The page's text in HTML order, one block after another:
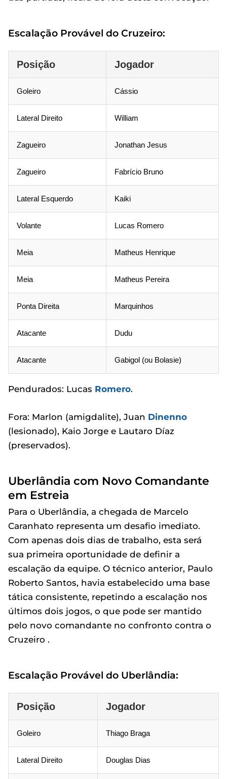
Escalação Provável do Cruzeiro:
Posição Jogador
Goleiro Cássio
Lateral Direito William
Zagueiro Jonathan Jesus
Zagueiro Fabrício Bruno
Lateral Esquerdo Kaiki
Volante Lucas Romero
Meia Matheus Henrique
Meia Matheus Pereira
Ponta Direita Marquinhos
Atacante Dudu
Atacante Gabigol (ou Bolasie)
Pendurados: Lucas Romero.
Fora: Marlon (amigdalite), Juan Dinenno
(lesionado), Kaio Jorge e Lautaro Díaz
(preservados).
Uberlândia com Novo Comandante
em Estreia
Para o Uberlândia, a chegada de Marcelo
Caranhato representa um desafio imediato.
Com apenas dois dias de trabalho, esta será
sua primeira oportunidade de definir a
escalação da equipe. O técnico anterior, Paulo
Roberto Santos, havia estabelecido uma base
tática consistente, repetindo a escalação nos
últimos dois jogos, o que pode ser mantido
pelo novo comandante no confronto contra o
Cruzeiro .
Escalação Provável do Uberlândia:
Posição Jogador
Goleiro Thiago Braga
Lateral Direito Douglas Dias